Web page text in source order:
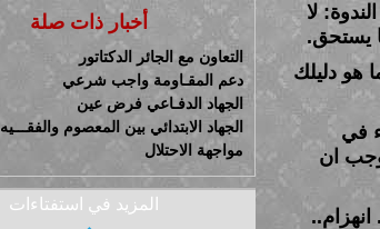
لا
يستحق.
هو دليلك
في
ان
أخبار ذات صلة
التعاون مع الجائر الدكتاتور
دعم المقـاومة واجب شرعي
الجهاد الدفـاعي فرض عين
الجهاد الابتدائي بين المعصوم والفقـــيه
مواجهة الاحتلال
المزيد في استفتاءات